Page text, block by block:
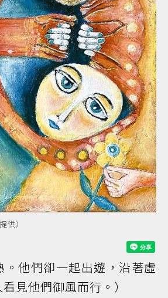
供）
。他們卻一起出遊，沿著虛
見他們御風而行。）